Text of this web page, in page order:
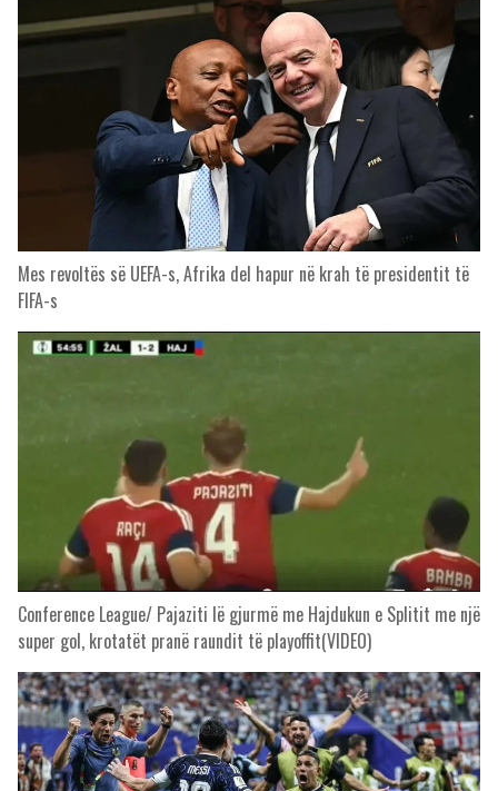
Mes revoltës së UEFA-s, Afrika del hapur në krah të presidentit të
FIFA-s
Conference League/ Pajaziti lë gjurmë me Hajdukun e Splitit me një
super gol, krotatët pranë raundit të playoffit(VIDEO)